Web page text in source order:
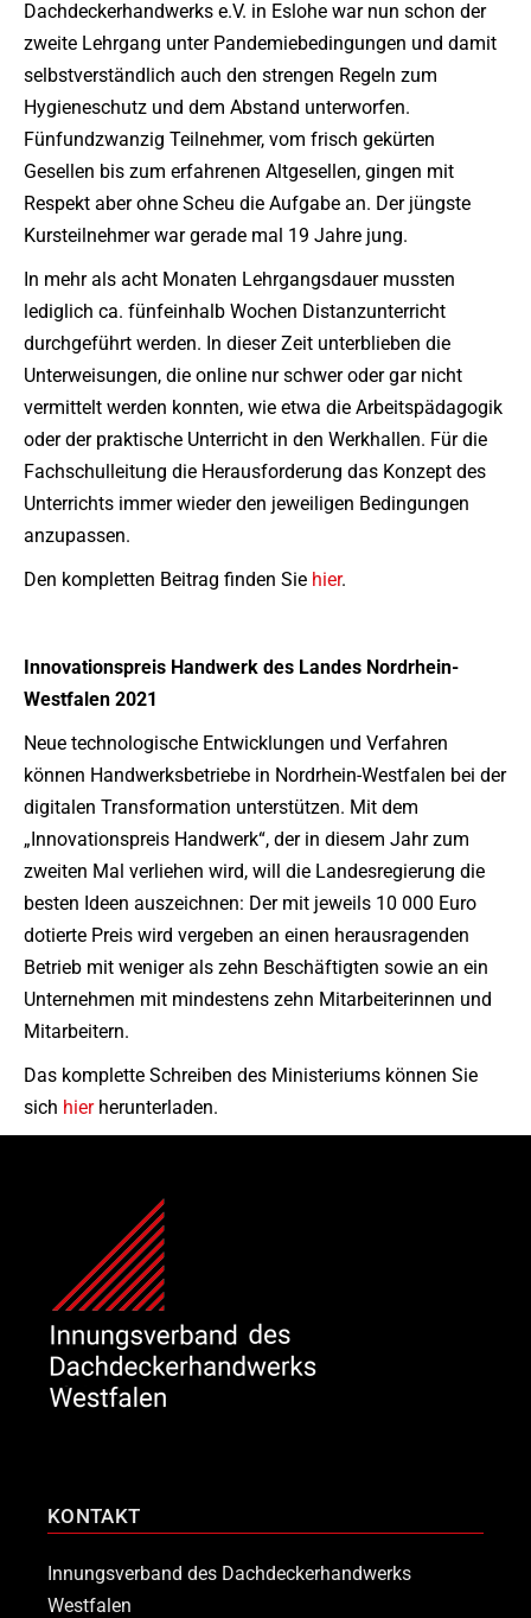
Dachdeckerhandwerks e.V. in Eslohe war nun schon der
zweite Lehrgang unter Pandemiebedingungen und damit
selbstverständlich auch den strengen Regeln zum
Hygieneschutz und dem Abstand unterworfen.
Fünfundzwanzig Teilnehmer, vom frisch gekürten
Gesellen bis zum erfahrenen Altgesellen, gingen mit
Respekt aber ohne Scheu die Aufgabe an. Der jüngste
Kursteilnehmer war gerade mal 19 Jahre jung.
In mehr als acht Monaten Lehrgangsdauer mussten
lediglich ca. fünfeinhalb Wochen Distanzunterricht
durchgeführt werden. In dieser Zeit unterblieben die
Unterweisungen, die online nur schwer oder gar nicht
vermittelt werden konnten, wie etwa die Arbeitspädagogik
oder der praktische Unterricht in den Werkhallen. Für die
Fachschulleitung die Herausforderung das Konzept des
Unterrichts immer wieder den jeweiligen Bedingungen
anzupassen.
Den kompletten Beitrag finden Sie hier.
Innovationspreis Handwerk des Landes Nordrhein-
Westfalen 2021
Neue technologische Entwicklungen und Verfahren
können Handwerksbetriebe in Nordrhein-Westfalen bei der
digitalen Transformation unterstützen. Mit dem
„Innovationspreis Handwerk“, der in diesem Jahr zum
zweiten Mal verliehen wird, will die Landesregierung die
besten Ideen auszeichnen: Der mit jeweils 10 000 Euro
dotierte Preis wird vergeben an einen herausragenden
Betrieb mit weniger als zehn Beschäftigten sowie an ein
Unternehmen mit mindestens zehn Mitarbeiterinnen und
Mitarbeitern.
Das komplette Schreiben des Ministeriums können Sie
sich hierherunterladen.
KONTAKT
Innungsverband des Dachdeckerhandwerks
Westfalen